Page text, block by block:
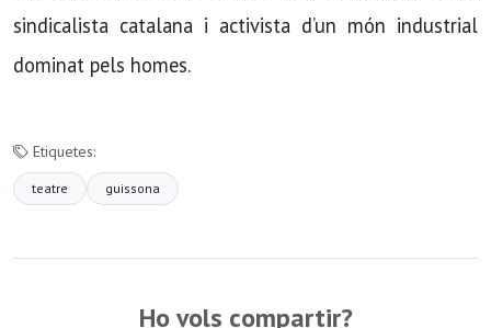
sindicalista catalana i activista d’un món industrial
dominat pels homes.
Etiquetes:
teatre guissona
Ho vols compartir?